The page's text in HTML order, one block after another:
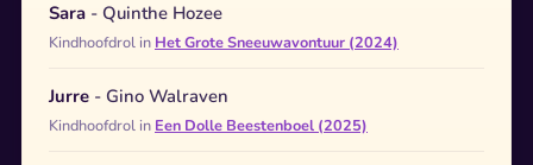
Sara - Quinthe Hozee
Kindhoofdrol in Het Grote Sneeuwavontuur (2024)
Jurre - Gino Walraven
Kindhoofdrol in Een Dolle Beestenboel (2025)